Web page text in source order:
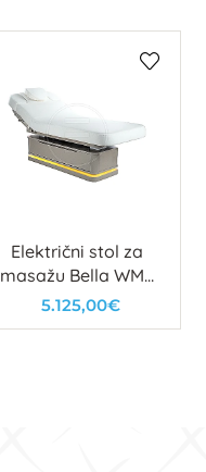
Električni stol za
masažu Bella WMA
(3 motora)
5.125,00€